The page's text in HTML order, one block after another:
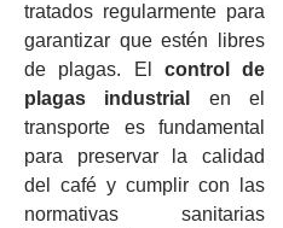
tratados regularmente para
garantizar que estén libres
de plagas. El control de
plagas industrial
en el
transporte es fundamental
para preservar la calidad
del café y cumplir con las
normativas sanitarias